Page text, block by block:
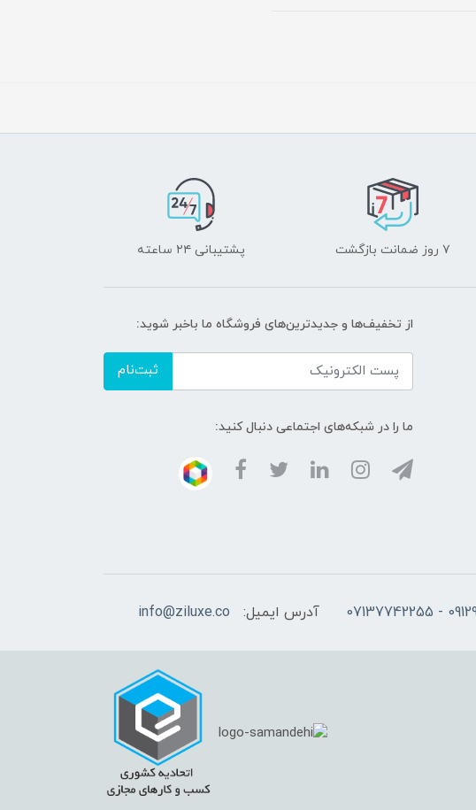
۷ روز ضمانت بازگشت پشتیبانی ۲۴ ساعته
از تخفیف‌ها و جدیدترین‌های فروشگاه ما باخبر شوید:
ثبت‌نام
ما را در شبکه‌های اجتماعی دنبال کنید:
آدرس ایمیل: info@ziluxe.co